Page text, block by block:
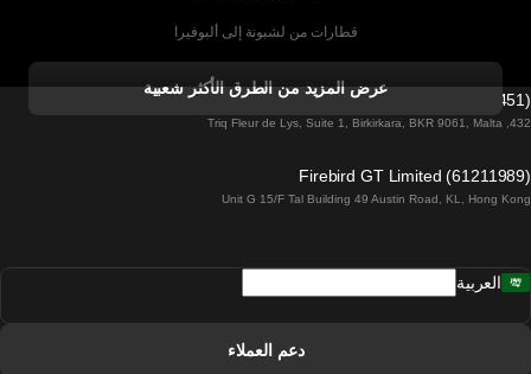
قطارات من لشبونة إلى ألبوفيرا
قطارات من ألبوفيرا إلى لشبونة
قطارات من لشبونة إلى لاغوس
قطارات من لشبونة إلى مدريد
عرض المزيد من الطرق الأكثر شعبية
Firebird GT Limited (OC 1451)
432, Triq Fleur de Lys, Suite 1, Birkirkara, BKR 9061, Malta
Firebird GT Limited (61211989)
Unit G 15/F Tal Building 49 Austin Road, KL, Hong Kong
العربية
دعم العملاء